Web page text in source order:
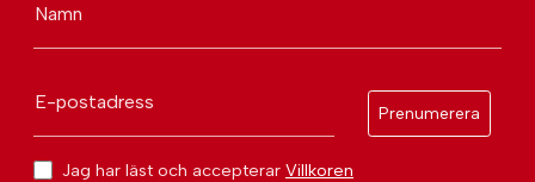
Namn
E-postadress
Prenumerera
Jag har läst och accepterar Villkoren